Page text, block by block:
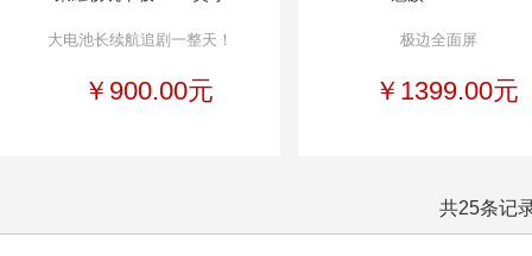
大电池长续航追剧一整天！
￥900.00元
极边全面屏
￥1399.00元
共25条记